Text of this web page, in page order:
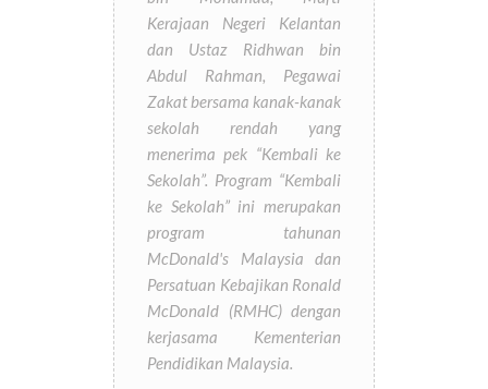
Kerajaan Negeri Kelantan
dan Ustaz Ridhwan bin
Abdul Rahman, Pegawai
Zakat bersama kanak-kanak
sekolah rendah yang
menerima pek “Kembali ke
Sekolah”. Program “Kembali
ke Sekolah” ini merupakan
program tahunan
McDonald's Malaysia dan
Persatuan Kebajikan Ronald
McDonald (RMHC) dengan
kerjasama Kementerian
Pendidikan Malaysia.